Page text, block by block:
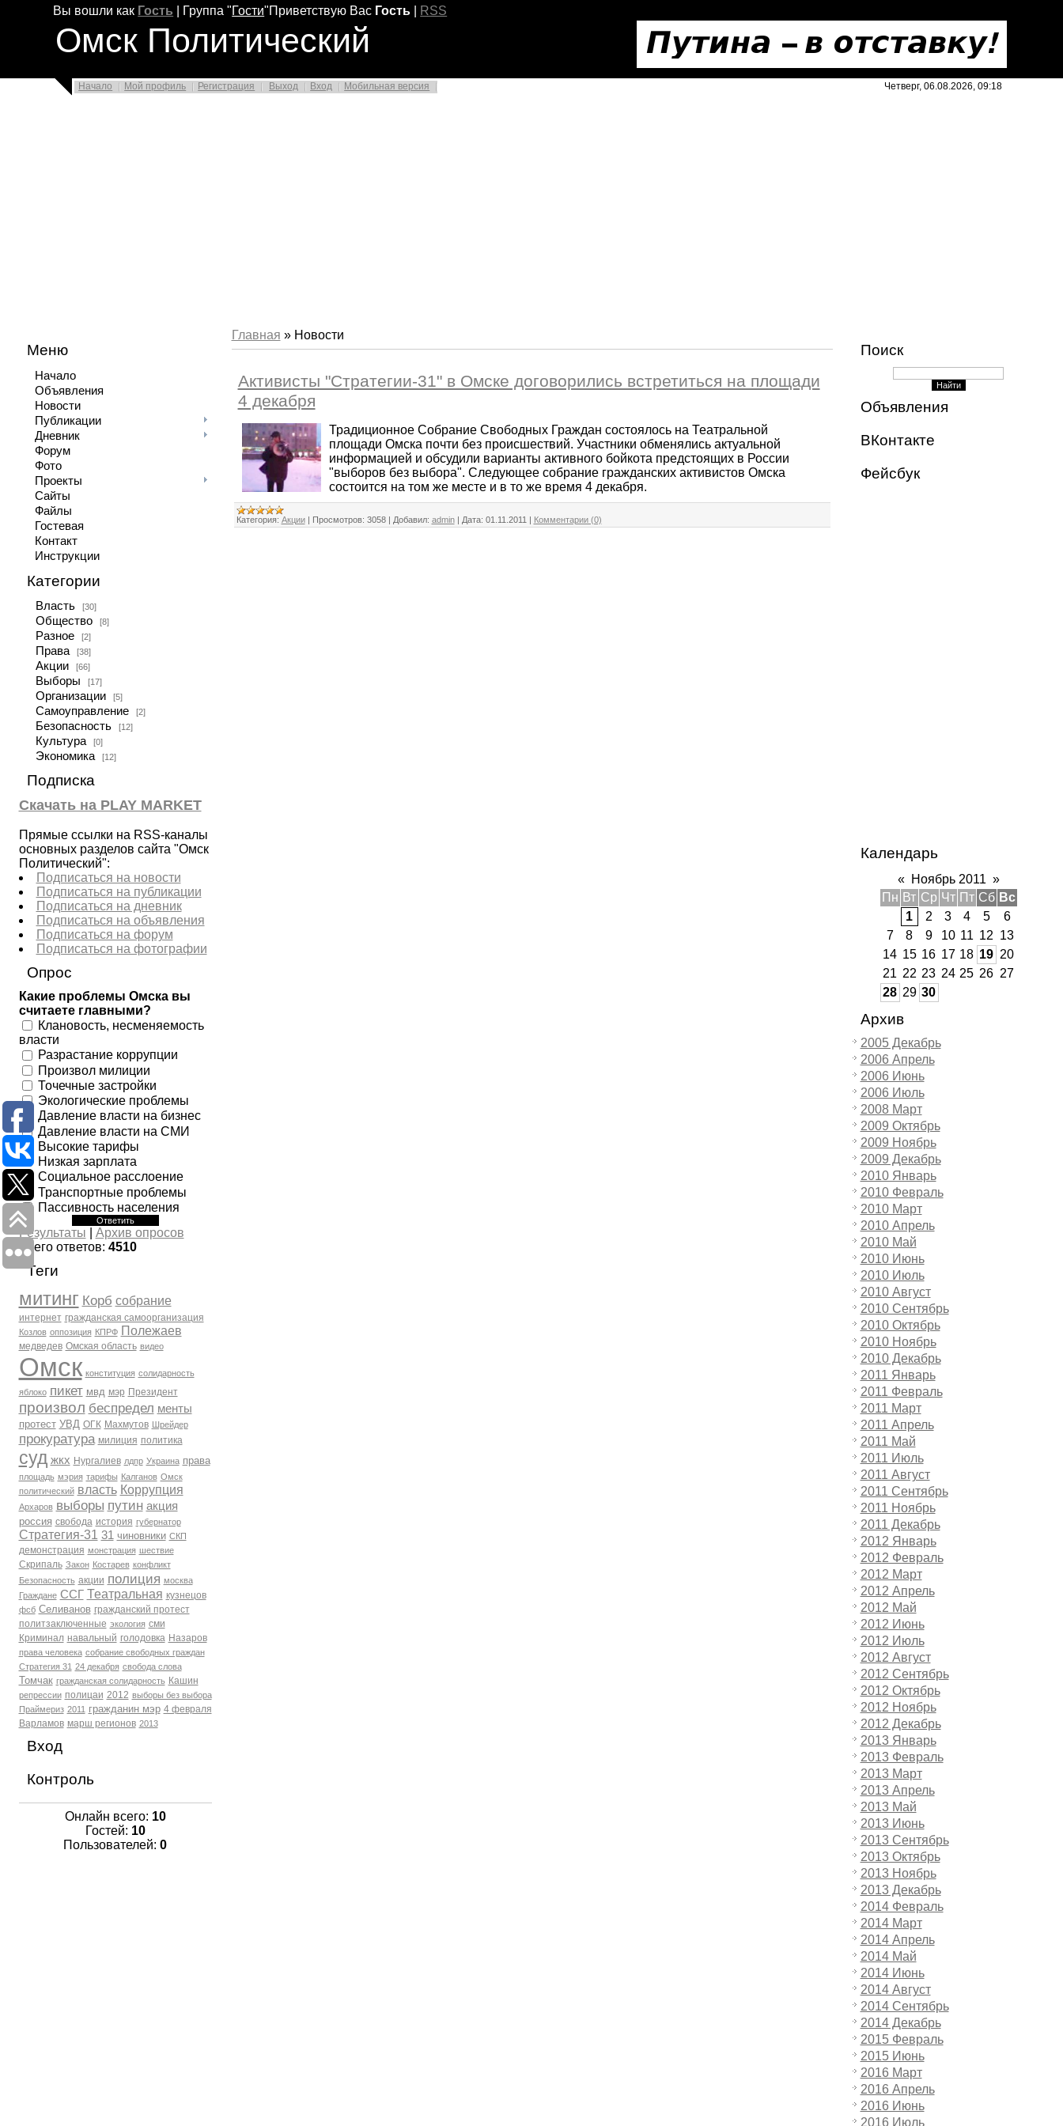
Вы вошли как Гость Группа "Гости"Приветствую Вас Гость RSS
Омск Политический
Начало Мой профиль Регистрация Выход Вход Мобильная версия Четверг, 06.08.2026, 09:18
Меню
Начало
Объявления
Новости
Публикации
Дневник
Форум
Фото
Проекты
Сайты
Файлы
Гостевая
Контакт
Инструкции
Категории
Власть [30]
Общество [8]
Разное [2]
Права [38]
Акции [66]
Выборы [17]
Организации [5]
Самоуправление [2]
Безопасность [12]
Культура [0]
Экономика [12]
Подписка
Скачать на PLAY MARKET
Прямые ссылки на RSS-каналы
основных разделов сайта "Омск
Политический":
Подписаться на новости
Подписаться на публикации
Подписаться на дневник
Подписаться на объявления
Подписаться на форум
Подписаться на фотографии
Опрос
Какие проблемы Омска вы
считаете главными?
Клановость, несменяемость
власти
Разрастание коррупции
Произвол милиции
Точечные застройки
Экологические проблемы
Давление власти на бизнес
Давление власти на СМИ
Высокие тарифы
Низкая зарплата
Социальное расслоение
Транспортные проблемы
Пассивность населения
Результаты
Архив опросов
Всего ответов: 4510
Теги
митинг Корб собрание
интернет гражданская самоорганизация
Козлов оппозиция КПРФ Полежаев
медведев Омская область видео
Омск конституция солидарность
яблоко пикет мвд мэр Президент
произвол беспредел менты
протест УВД ОГК Махмутов Шрейдер
прокуратура милиция политика
суд жкх Нургалиев лдпр Украина права
площадь мэрия тарифы Калганов Омск
политический власть Коррупция
Архаров выборы путин акция
россия свобода история губернатор
Стратегия-31 31 чиновники СКП
демонстрация монстрация шествие
Скрипаль Закон Костарев конфликт
Безопасность акции полиция москва
Граждане ССГ Театральная кузнецов
фсб Селиванов гражданский протест
политзаключенные экология сми
Криминал навальный голодовка Назаров
права человека собрание свободных граждан
Стратегия 31 24 декабря свобода слова
Томчак гражданская солидарность Кашин
репрессии полицаи 2012 выборы без выбора
Праймериз 2011 гражданин мэр 4 февраля
Варламов марш регионов 2013
Вход
Контроль
Онлайн всего: 10
Гостей: 10
Пользователей: 0
Главная » Новости
Активисты "Стратегии-31" в Омске договорились встретиться на площади
4 декабря
Традиционное Собрание Свободных Граждан состоялось на Театральной
площади Омска почти без происшествий. Участники обменялись актуальной
информацией и обсудили варианты активного бойкота предстоящих в России
"выборов без выбора". Следующее собрание гражданских активистов Омска
состоится на том же месте и в то же время 4 декабря.
Категория: Акции | Просмотров: 3058 | Добавил: admin | Дата: 01.11.2011 | Комментарии (0)
Поиск
Объявления
ВКонтакте
Фейсбук
Календарь
« Ноябрь 2011 »
Пн Вт Ср Чт Пт Сб Вс
1
2 3 4 5
6
7
8 9 10 11 12 13
14 15 16 17 18 19 20
21 22 23 24 25 26 27
28 29 30
Архив
2005 Декабрь
2006 Апрель
2006 Июнь
2006 Июль
2008 Март
2009 Октябрь
2009 Ноябрь
2009 Декабрь
2010 Январь
2010 Февраль
2010 Март
2010 Апрель
2010 Май
2010 Июнь
2010 Июль
2010 Август
2010 Сентябрь
2010 Октябрь
2010 Ноябрь
2010 Декабрь
2011 Январь
2011 Февраль
2011 Март
2011 Апрель
2011 Май
2011 Июль
2011 Август
2011 Сентябрь
2011 Ноябрь
2011 Декабрь
2012 Январь
2012 Февраль
2012 Март
2012 Апрель
2012 Май
2012 Июнь
2012 Июль
2012 Август
2012 Сентябрь
2012 Октябрь
2012 Ноябрь
2012 Декабрь
2013 Январь
2013 Февраль
2013 Март
2013 Апрель
2013 Май
2013 Июнь
2013 Сентябрь
2013 Октябрь
2013 Ноябрь
2013 Декабрь
2014 Февраль
2014 Март
2014 Апрель
2014 Май
2014 Июнь
2014 Август
2014 Сентябрь
2014 Декабрь
2015 Февраль
2015 Июнь
2016 Март
2016 Апрель
2016 Июнь
2016 Июль